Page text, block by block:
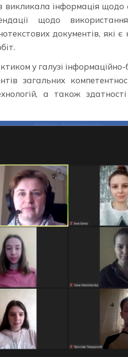
викликала інформація щодо
щодо
документів, які
у галузі інформаційно-
загальних
а також